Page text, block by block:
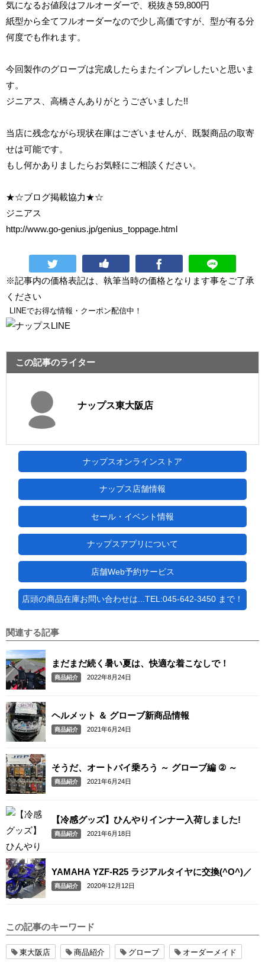
気になるお値段はフルオーダーで、税抜き59,800円
紙型から全てフルオーダーなので少し高価ですが、型が有る分
何度でも作れます。
今回製作のグローブは完成したらまたインプレしたいと思いま
す。
ジニアス、高橋さんありがとうございました!!
当店に残念ながら現状在庫はございませんが、既製商品の取寄
せは可能です。
もし何かありましたらお気軽にご相談ください。
★☆ブログ掲載協力★☆
ジニアス
http://www.go-genius.jp/genius_toppage.html
※記事内の価格表記は、執筆当時の価格となります事をご了承
ください
LINEでお得な情報・クーポン配信中！
この記事のライター
ナップス東大阪店
ナップスオンラインストア
ナップス店舗情報
セール・イベント情報
ナップスアプリについて
店舗Web予約サービス
店頭の商品在庫お問い合わせは...TEL:045-642-3450 まで！
関連する記事
まだまだ続く暑い夏は、快適な着こなしで！
商品紹介 2022年8月24日
ヘルメット ＆ グローブ新商品情報
商品紹介 2021年6月24日
そうだ、オートバイ乗ろう ～ グローブ編 ② ～
商品紹介 2021年6月24日
【冷感グッズ】ひんやりインナー入荷しました!
商品紹介 2021年6月18日
YAMAHA YZF-R25 ラジアルタイヤに交換(^O^)／
商品紹介 2020年12月12日
この記事のキーワード
東大阪店 商品紹介 グローブ オーダーメイド